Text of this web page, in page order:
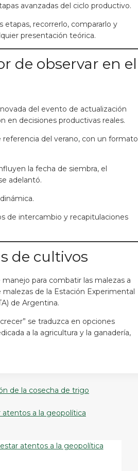
avanzadas del ciclo productivo.
etapas, recorrerlo, compararlo y
presentación teórica.
de observar en el
del evento de actualización
en decisiones productivas reales.
del verano, con un formato
la fecha de siembra, el
adelantó.
de intercambio y recapitulaciones
de cultivos
para combatir las malezas a
de la Estación Experimental
de Argentina.
se traduzca en opciones
a la agricultura y la ganadería,
de la cosecha de trigo
atentos a la geopolítica